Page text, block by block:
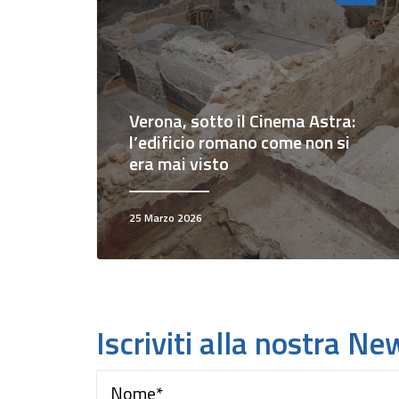
Verona, sotto il Cinema Astra:
l’edificio romano come non si
era mai visto
25 Marzo 2026
LA SOPRINTENDENZA
RACCONTA LA TUTELA. Due
aperture straordinarie per
presentare importanti
esperienze di restauro dal
territorio
28 Novembre 2025
Fondo per il restauro (2026)
29 Maggio 2026
Iscriviti alla nostra